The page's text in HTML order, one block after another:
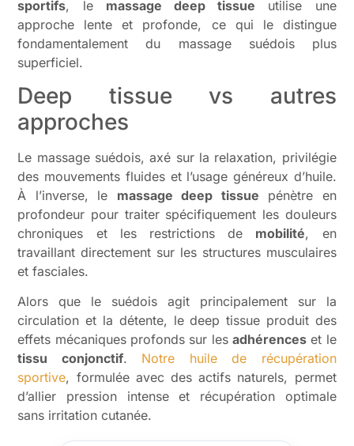
sportifs, le massage deep tissue utilise une
approche lente et profonde, ce qui le distingue
fondamentalement du massage suédois plus
superficiel.
Deep tissue vs autres
approches
Le massage suédois, axé sur la relaxation, privilégie
des mouvements fluides et l’usage généreux d’huile.
À l’inverse, le massage deep tissue pénètre en
profondeur pour traiter spécifiquement les douleurs
chroniques et les restrictions de mobilité, en
travaillant directement sur les structures musculaires
et fasciales.
Alors que le suédois agit principalement sur la
circulation et la détente, le deep tissue produit des
effets mécaniques profonds sur les adhérenceset le
tissu conjonctif. Notre huile de récupération
sportive, formulée avec des actifs naturels, permet
d’allier pression intense et récupération optimale
sans irritation cutanée.